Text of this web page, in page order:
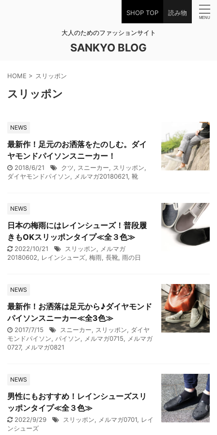
SHOP TOP 読み物
大人のためのファッションサイト
SANKYO BLOG
HOME > スリッポン
スリッポン
NEWS
最新作！足元のお洒落をたのしむ。ダイ
ヤモンドパイソンスニーカー！
2018/6/21 クツ, スニーカー, スリッポン,
ダイヤモンドパイソン, メルマガ20180621, 靴
NEWS
日本の梅雨にはレインシューズ！普段履
きもOKスリッポンタイプ≪全３色≫
2022/10/21 スリッポン, メルマガ
20180602, レインシューズ, 梅雨, 長靴, 雨の日
NEWS
最新作！お洒落は足元から♪ダイヤモンド
パイソンスニーカー≪全3色≫
2017/7/15 スニーカー, スリッポン, ダイヤ
モンドパイソン, パイソン, メルマガ0715, メルマガ
0727, メルマガ0821
NEWS
男性にもおすすめ！レインシューズスリ
ッポンタイプ≪全３色≫
2022/9/29 スリッポン, メルマガ0701, レイ
ンシューズ